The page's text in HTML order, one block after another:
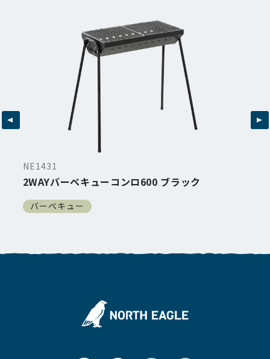
NE1431
2WAYバーベキューコンロ600 ブラック
バーベキュー